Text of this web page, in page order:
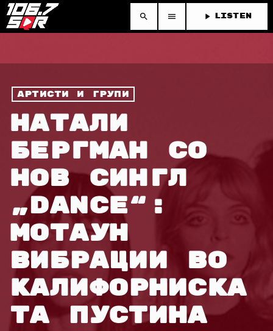
search menu play_arrow LISTEN
Артисти и групи
НАТАЛИ
БЕРГМАН СО
НОВ СИНГЛ
„DANCE“:
МОТАУН
ВИБРАЦИИ ВО
КАЛИФОРНИСКА
ТА ПУСТИНА